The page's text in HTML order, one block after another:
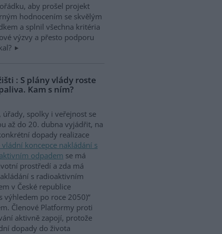
aby prošel projekt
hodnocením se skvělým
a splnil všechna kritéria
výzvy a přesto podporu
: S plány vlády roste
Kam s ním?
úřady, spolky i veřejnost se
až do 20. dubna vyjádřit, na
dopady realizace
vládní koncepce nakládání s
odpadem se má
prostředí a zda má
s radioaktivním
v České republice
výhledem po roce 2050)“
Členové Platformy proti
aktivně zapojí, protože
dopady do života